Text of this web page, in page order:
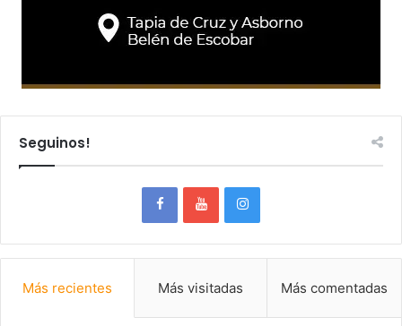
Seguinos!
Más recientes Más visitadas Más comentadas